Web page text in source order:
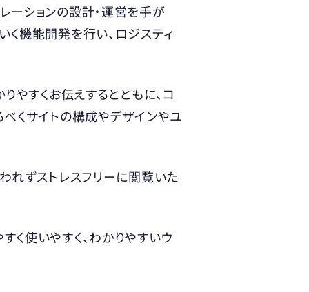
ーションの設計・運営を手が
機能開発を行い、ロジスティ
やすくお伝えするとともに、コ
くサイトの構成やデザインやユ
れずストレスフリーに閲覧いた
使いやすく、わかりやすいウ